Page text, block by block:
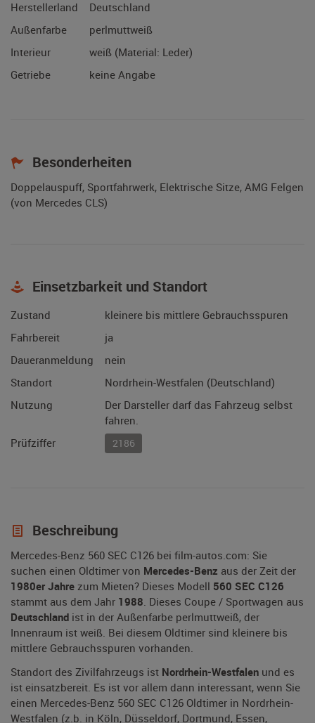
Herstellerland
Deutschland
Außenfarbe
perlmuttweiß
Interieur
weiß (Material: Leder)
Getriebe
keine Angabe
Besonderheiten
Doppelauspuff, Sportfahrwerk, Elektrische Sitze, AMG Felgen
(von Mercedes CLS)
Einsetzbarkeit und Standort
Zustand
kleinere bis mittlere Gebrauchsspuren
Fahrbereit
ja
Daueranmeldung
nein
Standort
Nordrhein-Westfalen (Deutschland)
Nutzung
Der Darsteller darf das Fahrzeug selbst
fahren.
Prüfziffer
2186
Beschreibung
Mercedes-Benz 560 SEC C126 bei film-autos.com: Sie
suchen einen Oldtimer von Mercedes-Benz aus der Zeit der
1980er Jahre zum Mieten? Dieses Modell 560 SEC C126
stammt aus dem Jahr 1988. Dieses Coupe / Sportwagen aus
Deutschland ist in der Außenfarbe perlmuttweiß, der
Innenraum ist weiß. Bei diesem Oldtimer sind kleinere bis
mittlere Gebrauchsspuren vorhanden.
Standort des Zivilfahrzeugs ist Nordrhein-Westfalen und es
ist einsatzbereit. Es ist vor allem dann interessant, wenn Sie
einen Mercedes-Benz 560 SEC C126 Oldtimer in Nordrhein-
Westfalen (z.b. in Köln, Düsseldorf, Dortmund, Essen,